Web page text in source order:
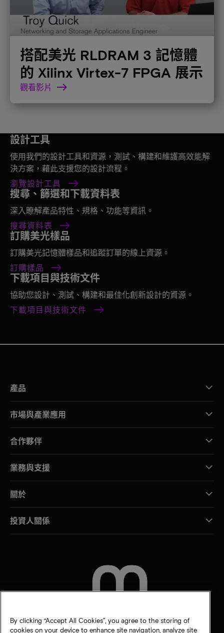
搭配美光 RLDRAM 3 記憶體
的 Xilinx Virtex-7 FPGA 展示
觀看影片
設計工具
使用我們的設計工具和資源，測試、構建和維護高效能解
決方案，藉此支援您的設計流程。
瀏覽設計工具
搜尋、篩選和下載資料表
深入瞭解產品特性、規格、功能等資訊。
搜尋資料表
訂購美光樣品
訂購美光記憶體樣品和追蹤訂單的線上資源。
訂購樣品
下載項目與技術文件
協助您設計、測試、構建和最佳化創新設計的資源。
下載項目與技術文件
產品
市場與產業應用
合作夥伴
業務與支援
關於
投資人關係
By clicking “Accept All Cookies”, you agree to the storing of
cookies on your device to enhance site navigation, analyze site